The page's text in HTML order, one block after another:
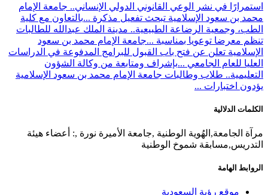
استمرارًا في نشر الوعي القانوني الدولي الإنساني.. جامعة الإمام
محمد بن سعود الإسلامية تبحث تفعيل مذكرة ...بالتعاون مع كلية
الطب، وجمعية الرضاعة الطبيعية.. مدينة الملك عبدالله للطالبات
تنظم معرضا توعويا بمناسبة ...جامعة الإمام محمد بن سعود
الإسلامية تعلن عن فتح باب القبول للبرامج المدفوعة في الدراسات
العليا للعام الجامعي ...بإشراف ومتابعة من وكالة الشؤون
التعليمية.. طلاب وطالبات جامعة الإمام محمد بن سعود الإسلامية
يؤدون اختبارات ...
الكلمات الدلالية
مرآة الجامعة,الهُوية الوطنية ,جامعة الأميرة نورة ,: أعضاء هيئة
التدريس,مسابقة شموخ الوطنية
الروابط الهامة
موقع رؤية السعودية